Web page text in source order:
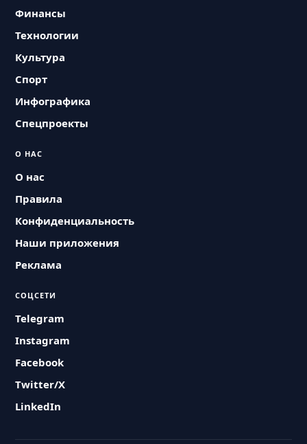
Финансы
Технологии
Культура
Спорт
Инфографика
Спецпроекты
О НАС
О нас
Правила
Конфиденциальность
Наши приложения
Реклама
СОЦСЕТИ
Telegram
Instagram
Facebook
Twitter/X
LinkedIn